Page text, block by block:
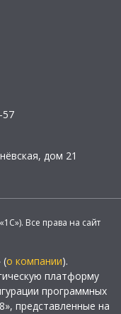
57
дом 21
Все права на сайт
(о компании).
платформу
программных
представленные на